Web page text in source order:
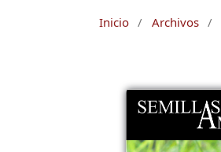
Inicio / Archivos /